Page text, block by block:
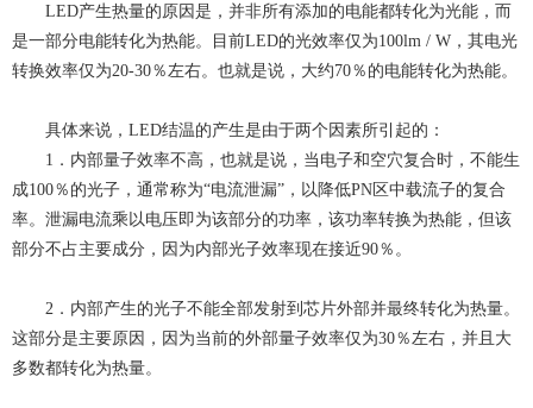
LED产生热量的原因是，并非所有添加的电能都转化为光能，而
是一部分电能转化为热能。目前LED的光效率仅为100lm / W，其电光
转换效率仅为20-30％左右。也就是说，大约70％的电能转化为热能。
具体来说，LED结温的产生是由于两个因素所引起的：
1．内部量子效率不高，也就是说，当电子和空穴复合时，不能生
成100％的光子，通常称为“电流泄漏”，以降低PN区中载流子的复合
率。泄漏电流乘以电压即为该部分的功率，该功率转换为热能，但该
部分不占主要成分，因为内部光子效率现在接近90％。
2．内部产生的光子不能全部发射到芯片外部并最终转化为热量。
这部分是主要原因，因为当前的外部量子效率仅为30％左右，并且大
多数都转化为热量。